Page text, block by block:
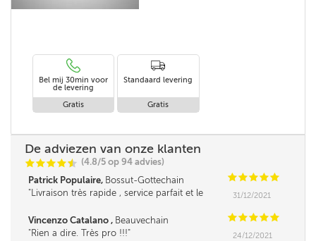
Bel mij 30min voor
de levering
Gratis
Standaard levering
Gratis
De adviezen van onze klanten
CCCCi
@ (4.8/5 op 94 advies)
Patrick Populaire, Bossut-Gottechain CCCCC
Livraison très rapide , service parfait et le
c'est le prix bas d'une bonne central d'achat , à
recommander . Merci ***
31/12/2021
Vincenzo Catalano , Beauvechain CCCCC
Rien a dire. Très pro !!!
24/12/2021